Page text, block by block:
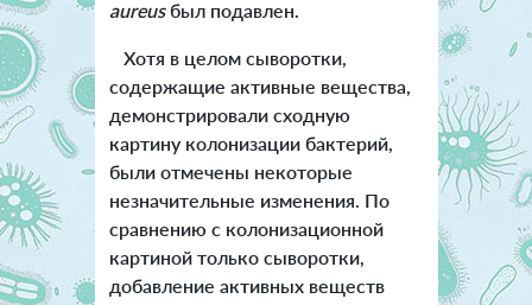
aureusбыл подавлен.
Хотя в целом сыворотки,
содержащие активные вещества,
демонстрировали сходную
картину колонизации бактерий,
были отмечены некоторые
незначительные изменения. По
сравнению с колонизационной
картиной только сыворотки,
добавление активных веществ